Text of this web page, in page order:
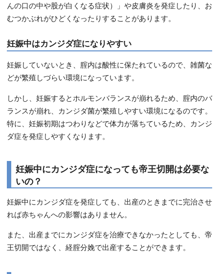
んの口の中や股が白くなる症状）」や皮膚炎を発症したり、お
むつかぶれがひどくなったりすることがあります。
妊娠中はカンジダ症になりやすい
妊娠していないとき、腟内は酸性に保たれているので、雑菌な
どが繁殖しづらい環境になっています。
しかし、妊娠するとホルモンバランスが崩れるため、腟内のバ
ランスが崩れ、カンジダ菌が繁殖しやすい環境になるのです。
特に、妊娠初期はつわりなどで体力が落ちているため、カンジ
ダ症を発症しやすくなります。
妊娠中にカンジダ症になっても帝王切開は必要な
いの？
妊娠中にカンジダ症を発症しても、出産のときまでに完治させ
れば赤ちゃんへの影響はありません。
また、出産までにカンジダ症を治療できなかったとしても、帝
王切開ではなく、経腟分娩で出産することができます。